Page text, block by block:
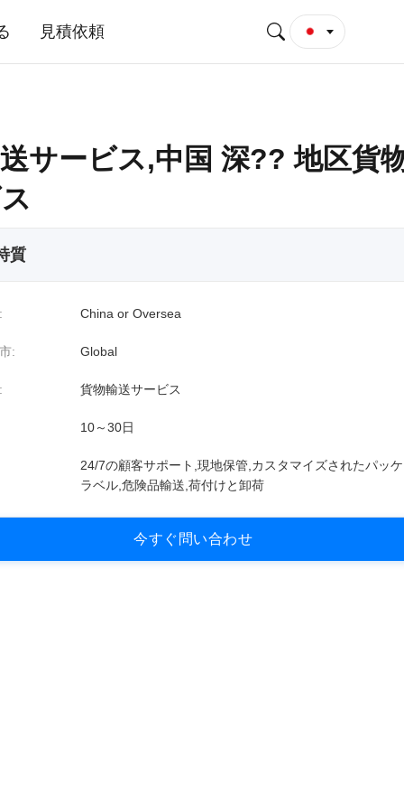
見積依頼
サービス,中国 深?? 地区貨
質
China or Oversea
: Global
貨物輸送サービス
10～30日
24/7の顧客サポート,現地保管,カスタマイズされたパッ
ラベル,危険品輸送,荷付けと卸荷
今す ぐ 問い合わせ